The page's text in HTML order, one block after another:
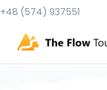
+48 (574) 937551